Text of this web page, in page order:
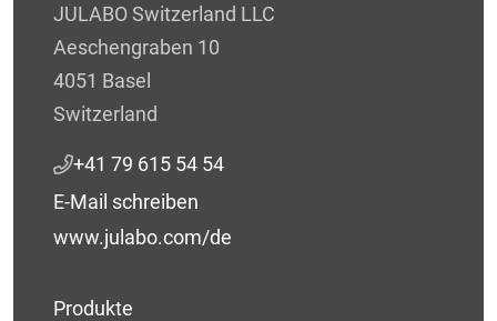
JULABO Switzerland LLC
Aeschengraben 10
4051 Basel
Switzerland
+41 79 615 54 54
E-Mail schreiben
www.julabo.com/de
Produkte